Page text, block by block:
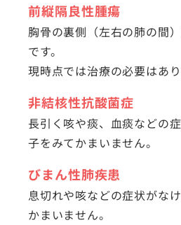
前縦隔良性腫瘍
胸骨の裏側（左右の肺の間
です。
現時点では治療の必要はあり
非結核性抗酸菌症
長引く咳や痰、血痰などの
子をみてかまいません。
びまん性肺疾患
息切れや咳などの症状がな
かまいません。